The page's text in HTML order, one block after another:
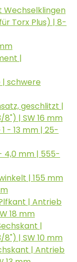
Wechselklingen
Torx Plus) | 8-
|
| schwere
geschlitzt |
| SW 16 mm
- 13 mm | 25-
4,0 mm | 555-
| 155 mm
| Antrieb
18 mm
|
| SW 10 mm
| Antrieb